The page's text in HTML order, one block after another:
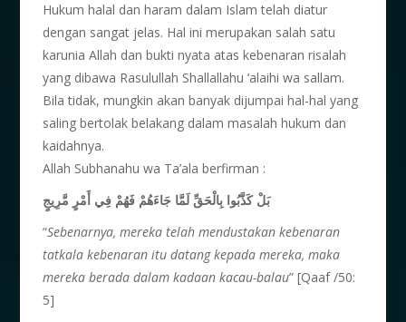
Hukum halal dan haram dalam Islam telah diatur
dengan sangat jelas. Hal ini merupakan salah satu
karunia Allah dan bukti nyata atas kebenaran risalah
yang dibawa Rasulullah Shallallahu ‘alaihi wa sallam.
Bila tidak, mungkin akan banyak dijumpai hal-hal yang
saling bertolak belakang dalam masalah hukum dan
kaidahnya.
Allah Subhanahu wa Ta’ala berfirman :
بَلْ كَذَّبُوا بِالْحَقِّ لَمَّا جَاءَهُمْ فَهُمْ فِي أَمْرٍ مَّرِيجٍ
“Sebenarnya, mereka telah mendustakan kebenaran
tatkala kebenaran itu datang kepada mereka, maka
mereka berada dalam kadaan kacau-balau” [Qaaf /50:
5]